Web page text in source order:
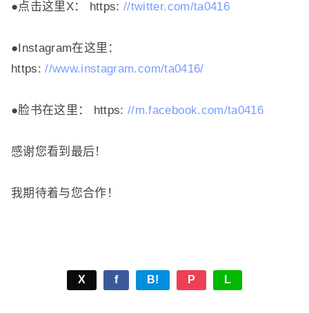
●点击这里X： https://twitter.com/ta0416
●Instagram在这里：
https://www.instagram.com/ta0416/
●脸书在这里： https://m.facebook.com/ta0416
感谢您看到最后！
我期待着与您合作！
X f B! P L